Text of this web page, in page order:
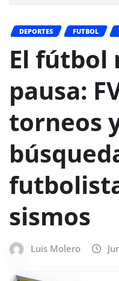
DEPORTES FUTBOL
El fútbol
pausa:
torneos
sismos
Luis Molero